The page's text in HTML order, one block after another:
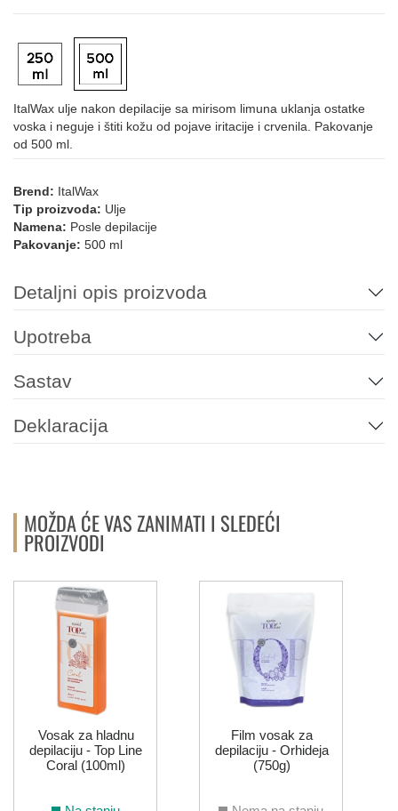
ItalWax ulje nakon depilacije sa mirisom limuna uklanja ostatke
voska i neguje i štiti kožu od pojave iritacije i crvenila. Pakovanje
od 500 ml.
Brend: ItalWax
Tip proizvoda: Ulje
Namena: Posle depilacije
Pakovanje: 500 ml
Detaljni opis proizvoda
Upotreba
Sastav
Deklaracija
MOŽDA ĆE VAS ZANIMATI I SLEDEĆI
PROIZVODI
Vosak za hladnu
depilaciju - Top Line
Coral (100ml)
Film vosak za
depilaciju - Orhideja
(750g)